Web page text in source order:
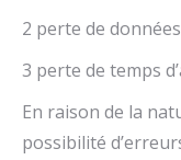
2 perte de
3 perte de temps
En raison de la
possibilité